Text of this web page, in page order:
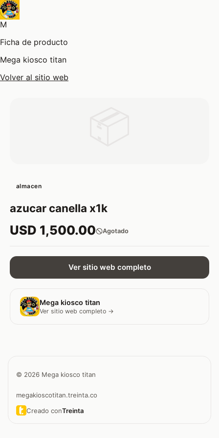
M
Ficha de producto
Mega kiosco titan
Volver al sitio web
almacen
azucar canella x1k
USD 1,500.00 Agotado
Ver sitio web completo
Mega kiosco titan
Ver sitio web completo →
© 2026 Mega kiosco titan
megakioscotitan.treinta.co
Creado conTreinta